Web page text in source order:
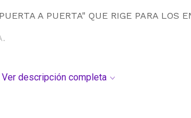
A PUERTA" QUE RIGE PARA LOS
Ver descripción completa